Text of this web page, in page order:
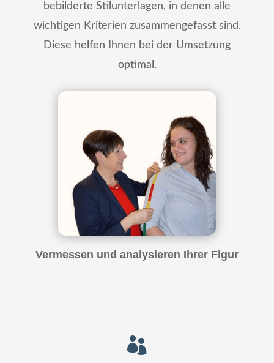
bebilderte Stilunterlagen, in denen alle
wichtigen Kriterien zusammengefasst sind.
Diese helfen Ihnen bei der Umsetzung
optimal.
Vermessen und analysieren Ihrer Figur
